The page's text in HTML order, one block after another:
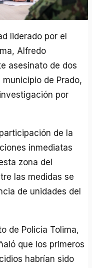
liderado por el
Alfredo
asesinato de dos
de Prado,
por
de la
inmediatas
zona del
las medidas se
de unidades del
de Policía Tolima,
que los primeros
habrían sido